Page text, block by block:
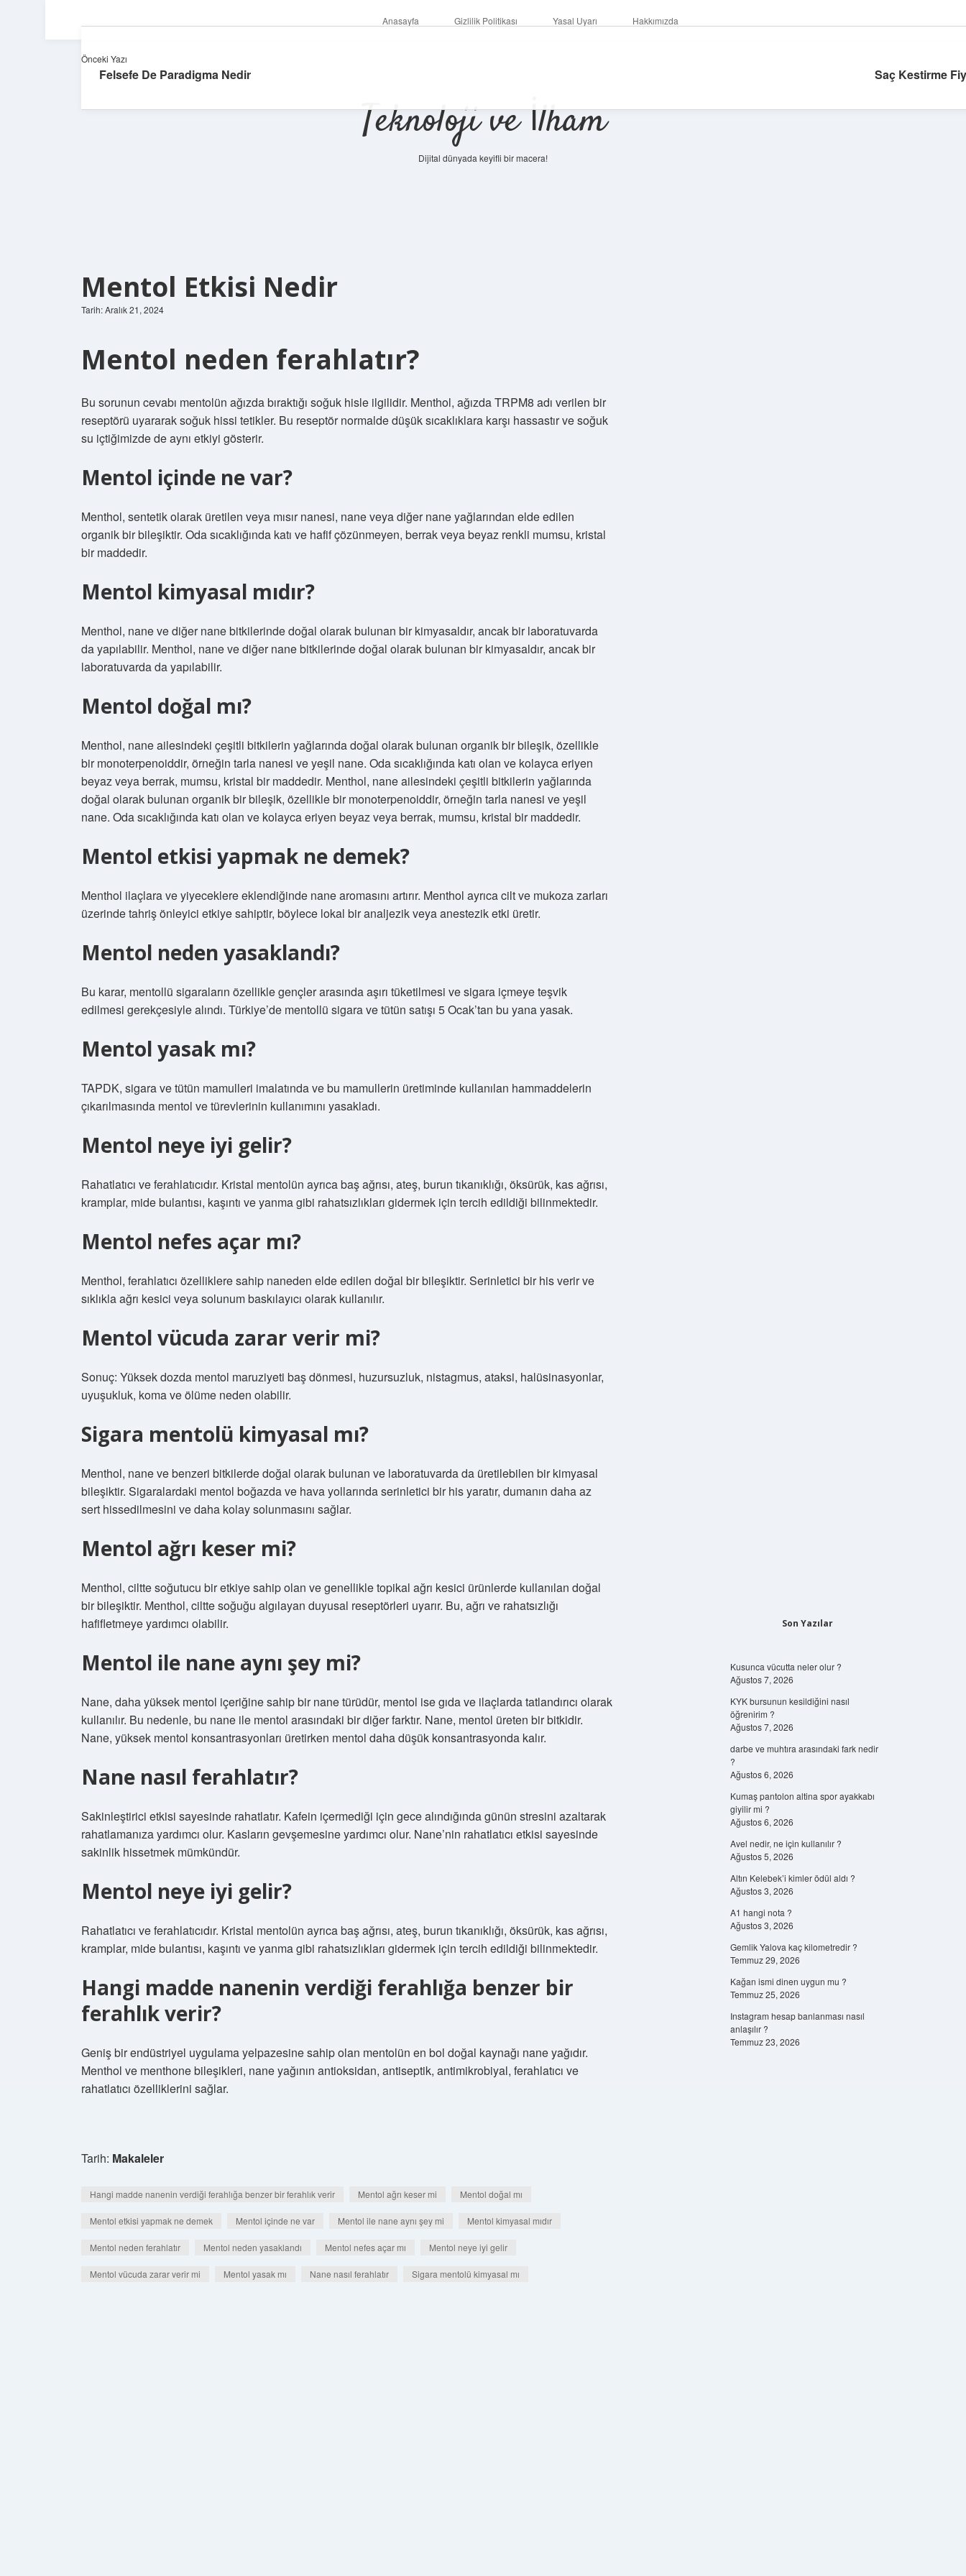
Anasayfa Gizlilik Politikası Yasal Uyarı Hakkımızda
Teknoloji ve İlham
Dijital dünyada keyifli bir macera!
Mentol Etkisi Nedir
Tarih: Aralık 21, 2024
Mentol neden ferahlatır?
Bu sorunun cevabı mentolün ağızda bıraktığı soğuk hisle ilgilidir. Menthol, ağızda TRPM8 adı verilen bir
reseptörü uyararak soğuk hissi tetikler. Bu reseptör normalde düşük sıcaklıklara karşı hassastır ve soğuk
su içtiğimizde de aynı etkiyi gösterir.
Mentol içinde ne var?
Menthol, sentetik olarak üretilen veya mısır nanesi, nane veya diğer nane yağlarından elde edilen
organik bir bileşiktir. Oda sıcaklığında katı ve hafif çözünmeyen, berrak veya beyaz renkli mumsu, kristal
bir maddedir.
Mentol kimyasal mıdır?
Menthol, nane ve diğer nane bitkilerinde doğal olarak bulunan bir kimyasaldır, ancak bir laboratuvarda
da yapılabilir. Menthol, nane ve diğer nane bitkilerinde doğal olarak bulunan bir kimyasaldır, ancak bir
laboratuvarda da yapılabilir.
Mentol doğal mı?
Menthol, nane ailesindeki çeşitli bitkilerin yağlarında doğal olarak bulunan organik bir bileşik, özellikle
bir monoterpenoiddir, örneğin tarla nanesi ve yeşil nane. Oda sıcaklığında katı olan ve kolayca eriyen
beyaz veya berrak, mumsu, kristal bir maddedir. Menthol, nane ailesindeki çeşitli bitkilerin yağlarında
doğal olarak bulunan organik bir bileşik, özellikle bir monoterpenoiddir, örneğin tarla nanesi ve yeşil
nane. Oda sıcaklığında katı olan ve kolayca eriyen beyaz veya berrak, mumsu, kristal bir maddedir.
Mentol etkisi yapmak ne demek?
Menthol ilaçlara ve yiyeceklere eklendiğinde nane aromasını artırır. Menthol ayrıca cilt ve mukoza zarları
üzerinde tahriş önleyici etkiye sahiptir, böylece lokal bir analjezik veya anestezik etki üretir.
Mentol neden yasaklandı?
Bu karar, mentollü sigaraların özellikle gençler arasında aşırı tüketilmesi ve sigara içmeye teşvik
edilmesi gerekçesiyle alındı. Türkiye’de mentollü sigara ve tütün satışı 5 Ocak’tan bu yana yasak.
Mentol yasak mı?
TAPDK, sigara ve tütün mamulleri imalatında ve bu mamullerin üretiminde kullanılan hammaddelerin
çıkarılmasında mentol ve türevlerinin kullanımını yasakladı.
Mentol neye iyi gelir?
Rahatlatıcı ve ferahlatıcıdır. Kristal mentolün ayrıca baş ağrısı, ateş, burun tıkanıklığı, öksürük, kas ağrısı,
kramplar, mide bulantısı, kaşıntı ve yanma gibi rahatsızlıkları gidermek için tercih edildiği bilinmektedir.
Mentol nefes açar mı?
Menthol, ferahlatıcı özelliklere sahip naneden elde edilen doğal bir bileşiktir. Serinletici bir his verir ve
sıklıkla ağrı kesici veya solunum baskılayıcı olarak kullanılır.
Mentol vücuda zarar verir mi?
Sonuç: Yüksek dozda mentol maruziyeti baş dönmesi, huzursuzluk, nistagmus, ataksi, halüsinasyonlar,
uyuşukluk, koma ve ölüme neden olabilir.
Sigara mentolü kimyasal mı?
Menthol, nane ve benzeri bitkilerde doğal olarak bulunan ve laboratuvarda da üretilebilen bir kimyasal
bileşiktir. Sigaralardaki mentol boğazda ve hava yollarında serinletici bir his yaratır, dumanın daha az
sert hissedilmesini ve daha kolay solunmasını sağlar.
Mentol ağrı keser mi?
Menthol, ciltte soğutucu bir etkiye sahip olan ve genellikle topikal ağrı kesici ürünlerde kullanılan doğal
bir bileşiktir. Menthol, ciltte soğuğu algılayan duyusal reseptörleri uyarır. Bu, ağrı ve rahatsızlığı
hafifletmeye yardımcı olabilir.
Mentol ile nane aynı şey mi?
Nane, daha yüksek mentol içeriğine sahip bir nane türüdür, mentol ise gıda ve ilaçlarda tatlandırıcı olarak
kullanılır. Bu nedenle, bu nane ile mentol arasındaki bir diğer farktır. Nane, mentol üreten bir bitkidir.
Nane, yüksek mentol konsantrasyonları üretirken mentol daha düşük konsantrasyonda kalır.
Nane nasıl ferahlatır?
Sakinleştirici etkisi sayesinde rahatlatır. Kafein içermediği için gece alındığında günün stresini azaltarak
rahatlamanıza yardımcı olur. Kasların gevşemesine yardımcı olur. Nane’nin rahatlatıcı etkisi sayesinde
sakinlik hissetmek mümkündür.
Mentol neye iyi gelir?
Rahatlatıcı ve ferahlatıcıdır. Kristal mentolün ayrıca baş ağrısı, ateş, burun tıkanıklığı, öksürük, kas ağrısı,
kramplar, mide bulantısı, kaşıntı ve yanma gibi rahatsızlıkları gidermek için tercih edildiği bilinmektedir.
Hangi madde nanenin verdiği ferahlığa benzer bir
ferahlık verir?
Geniş bir endüstriyel uygulama yelpazesine sahip olan mentolün en bol doğal kaynağı nane yağıdır.
Menthol ve menthone bileşikleri, nane yağının antioksidan, antiseptik, antimikrobiyal, ferahlatıcı ve
rahatlatıcı özelliklerini sağlar.
Tarih: Makaleler
Hangi madde nanenin verdiği ferahlığa benzer bir ferahlık verir Mentol ağrı keser mi Mentol doğal mı
Mentol etkisi yapmak ne demek Mentol içinde ne var Mentol ile nane aynı şey mi Mentol kimyasal mıdır
Mentol neden ferahlatır Mentol neden yasaklandı Mentol nefes açar mı Mentol neye iyi gelir
Mentol vücuda zarar verir mi Mentol yasak mı Nane nasıl ferahlatır Sigara mentolü kimyasal mı
Önceki Yazı
Felsefe De Paradigma Nedir Saç Kestirme
Son Yazılar
Kusunca vücutta neler olur ?
Ağustos 7, 2026
KYK bursunun kesildiğini nasıl
öğrenirim ?
Ağustos 7, 2026
darbe ve muhtıra arasındaki fark nedir
?
Ağustos 6, 2026
Kumaş pantolon altina spor ayakkabı
giyilir mi ?
Ağustos 6, 2026
Avel nedir, ne için kullanılır ?
Ağustos 5, 2026
Altın Kelebek’i kimler ödül aldı ?
Ağustos 3, 2026
A1 hangi nota ?
Ağustos 3, 2026
Gemlik Yalova kaç kilometredir ?
Temmuz 29, 2026
Kağan ismi dinen uygun mu ?
Temmuz 25, 2026
Instagram hesap banlanması nasıl
anlaşılır ?
Temmuz 23, 2026